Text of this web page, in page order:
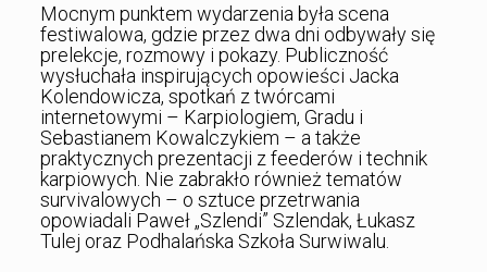
Mocnym punktem wydarzenia była scena
festiwalowa, gdzie przez dwa dni odbywały się
prelekcje, rozmowy i pokazy. Publiczność
wysłuchała inspirujących opowieści Jacka
Kolendowicza, spotkań z twórcami
internetowymi – Karpiologiem, Gradu i
Sebastianem Kowalczykiem – a także
praktycznych prezentacji z feederów i technik
karpiowych. Nie zabrakło również tematów
survivalowych – o sztuce przetrwania
opowiadali Paweł „Szlendi” Szlendak, Łukasz
Tulej oraz Podhalańska Szkoła Surwiwalu.